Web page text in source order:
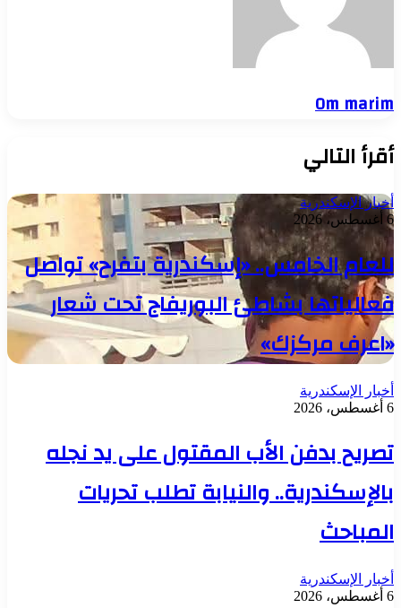
Om marim
أقرأ التالي
أخبار الإسكندرية
6 أغسطس، 2026
للعام الخامس.. «إسكندرية بتفرح» تواصل
فعالياتها بشاطئ البوريفاج تحت شعار
«اعرف مركزك»
أخبار الإسكندرية
6 أغسطس، 2026
تصريح بدفن الأب المقتول على يد نجله
بالإسكندرية.. والنيابة تطلب تحريات
المباحث
أخبار الإسكندرية
6 أغسطس، 2026